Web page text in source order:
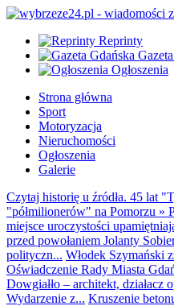
Reprinty
Ogłoszenia
Strona główna
Sport
Motoryzacja
Nieruchomości
Ogłoszenia
Galerie
Czytaj historię u źródła. 45 lat
"półmilionerów" na Pomorzu »
miejsce uroczystości
przed powołaniem Jolanty
polityczn... Włodek Szymański
Oświadczenie Rady Miasta
Dowgiałło – architekt,
Wydarzenie z... Kruszenie